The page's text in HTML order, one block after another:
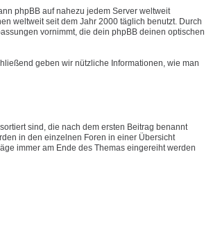
phpBB auf nahezu jedem Server weltweit
weltweit seit dem Jahr 2000 täglich benutzt. Durch
vornimmt, die dein phpBB deinen optischen
geben wir nützliche Informationen, wie man
sind, die nach dem ersten Beitrag benannt
in den einzelnen Foren in einer Übersicht
immer am Ende des Themas eingereiht werden